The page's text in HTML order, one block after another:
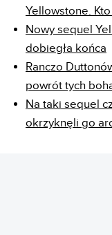
Yellowstone.
Nowy sequel
dobiegła końca
Ranczo
powrót tych
Na taki sequel
okrzyknęli go